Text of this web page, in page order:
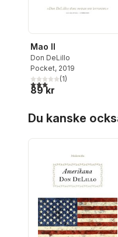
Mao II
Don DeLillo
Pocket, 2019
3,0utav 5 stjärnor. Totalt
(1)
89 kr
Du kanske